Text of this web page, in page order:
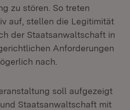
zu stören. So treten
auf, stellen die Legitimität
der Staatsanwaltschaft in
Anforderungen
nach.
soll aufgezeigt
Staatsanwaltschaft mit